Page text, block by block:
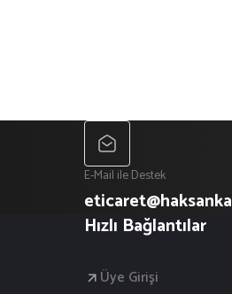
E-Mail ile Destek
Hızlı Bağlantılar
Üye Girişi